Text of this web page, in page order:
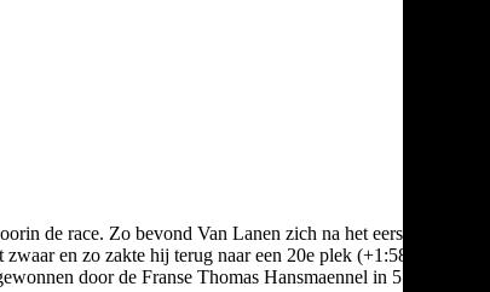
de race. Zo bevond Van Lanen zich na het eerste
en zo zakte hij terug naar een 20e plek (+1:58).
door de Franse Thomas Hansmaennel in 51:40